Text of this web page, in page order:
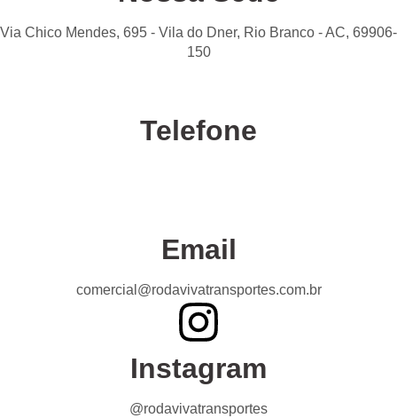
Via Chico Mendes, 695 - Vila do Dner, Rio Branco - AC, 69906-
150
Telefone
Email
comercial@rodavivatransportes.com.br
Instagram
@rodavivatransportes